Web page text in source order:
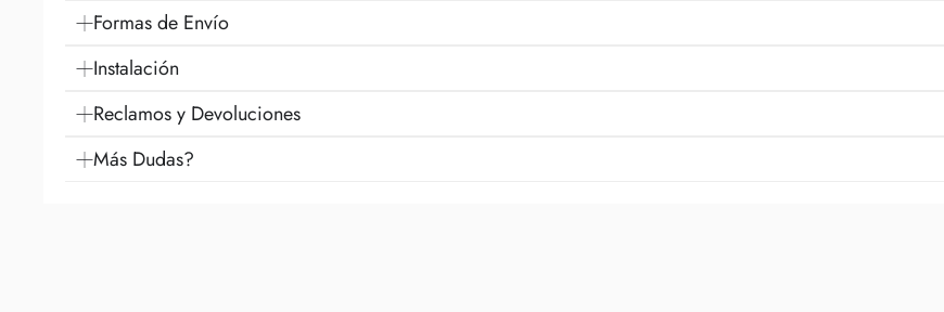
Formas de Envío
Instalación
Reclamos y Devoluciones
Más Dudas?